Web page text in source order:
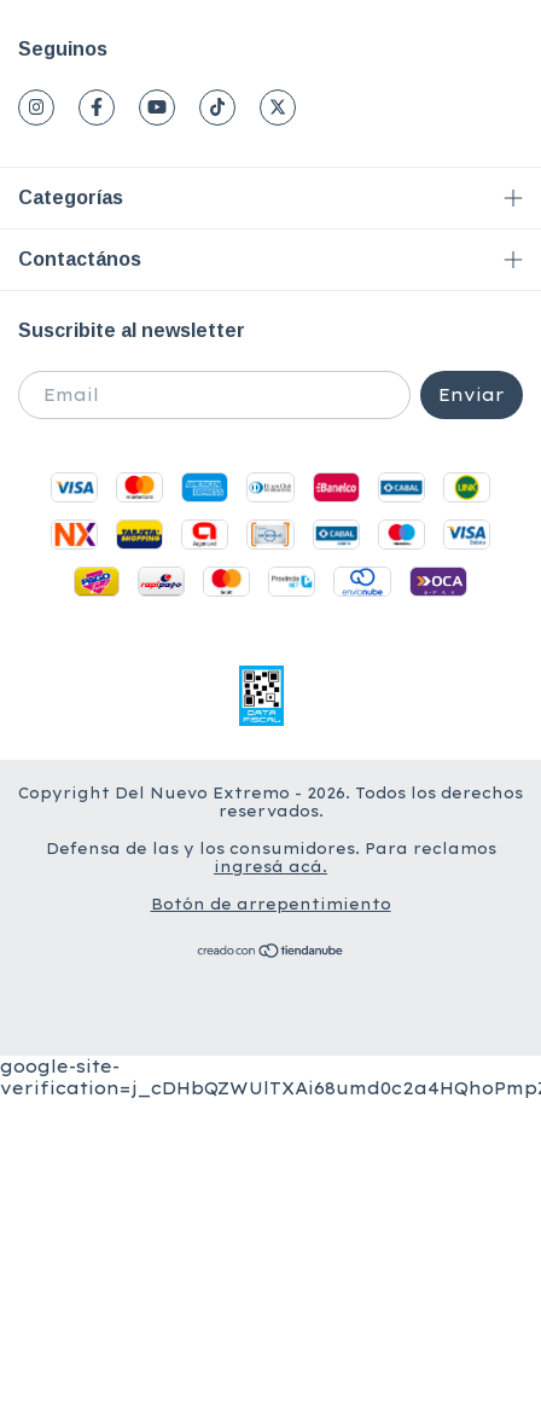
Seguinos
Categorías
Contactános
Suscribite al newsletter
Copyright Del Nuevo Extremo - 2026. Todos los derechos
reservados.
Defensa de las y los consumidores. Para reclamos
ingresá acá.
Botón de arrepentimiento
google-site-